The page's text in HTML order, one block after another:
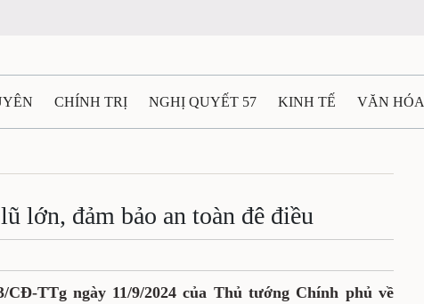
CHÍNH TRỊ NGHỊ QUYẾT 57 KINH TẾ VĂN HÓA
TÀI NGUYÊN - MÔI TRƯỜNG THỂ THAO
THÁI NGUYÊN
lớn, đảm bảo an toàn đê điều
CĐ-TTg ngày 11/9/2024 của Thủ tướng Chính phủ về